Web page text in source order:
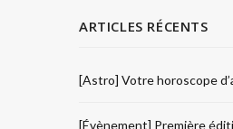
ARTICLES RÉCENTS
[Astro] Votre horoscope
[Évènement] Première